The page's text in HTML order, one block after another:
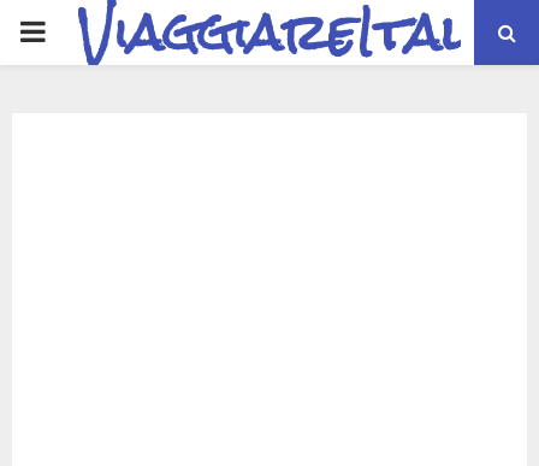
PRIMARYViaggiareItalia